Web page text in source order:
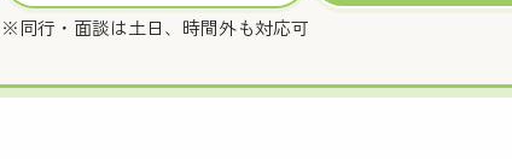
※同行・面談は土日、時間外も対応可